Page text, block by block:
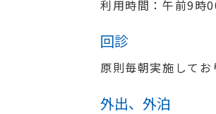
利用時間：午前9時
回診
原則毎朝実施してお
外出、外泊